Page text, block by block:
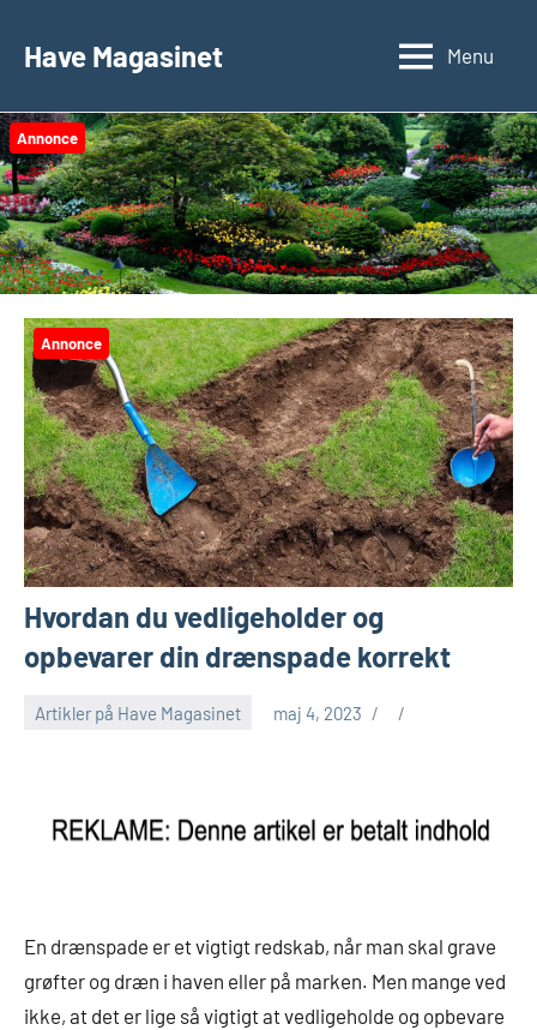
Have Magasinet Menu
Annonce
Annonce
Hvordan du vedligeholder og
opbevarer din drænspade korrekt
Artikler på Have Magasinet maj 4, 2023
En drænspade er et vigtigt redskab, når man skal grave
grøfter og dræn i haven eller på marken. Men mange ved
ikke, at det er lige så vigtigt at vedligeholde og opbevare